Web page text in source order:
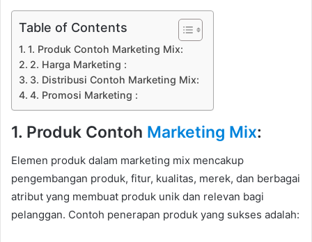
Table of Contents
1. Produk Contoh Marketing Mix:
2. Harga Marketing :
3. Distribusi Contoh Marketing Mix:
4. Promosi Marketing :
1. Produk Contoh Marketing Mix:
Elemen produk dalam marketing mix mencakup
pengembangan produk, fitur, kualitas, merek, dan berbagai
atribut yang membuat produk unik dan relevan bagi
pelanggan. Contoh penerapan produk yang sukses adalah: